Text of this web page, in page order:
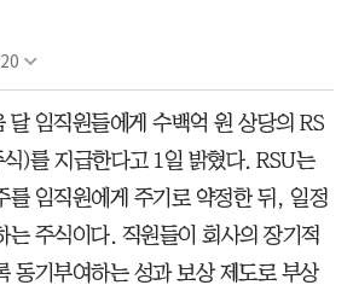
달 임직원들에게 수백억 원 상당의 RS
)를 지급한다고 1일 밝혔다. RSU는
를 임직원에게 주기로 약정한 뒤, 일정
는 주식이다. 직원들이 회사의 장기적
동기부여하는 성과 보상 제도로 부상